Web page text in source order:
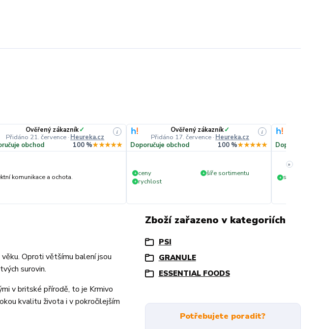
Ověřený zákazník✓
Přidáno 21. července · Heureka.cz
i
obchod 100 %★★★★★
komunikace a ochota.
Ověřený zákazník✓
Přidáno 17. července · Heureka.cz
i
Doporučuje obchod 100 %★★★★★
+ ceny + šíře sortimentu
+ rychlost
Doporučuje
+ slušná
»
Oproti většímu balení jsou
surovin.
v britské přírodě, to je Krmivo
kvalitu života i v pokročilejším
Zboží zařazeno v kategoriích
PSI
GRANULE
ESSENTIAL FOODS
Potřebujete poradit?